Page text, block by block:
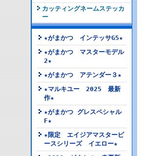
カッティングネームステッカ
ー
★がまかつ インテッサG5★
★がまかつ マスターモデル
2★
★がまかつ アテンダー３★
★マルキユー 2025 最新
作★
★がまかつ グレスペシャル
F★
★限定 エイジアマスターピ
ースシリーズ イエロー★